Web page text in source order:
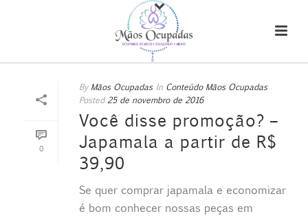
0
By Mãos Ocupadas In Conteúdo Mãos Ocupadas
Posted 25 de novembro de 2016
Você disse promoção? –
Japamala a partir de R$
39,90
Se quer comprar japamala e economizar
é bom conhecer nossas peças em